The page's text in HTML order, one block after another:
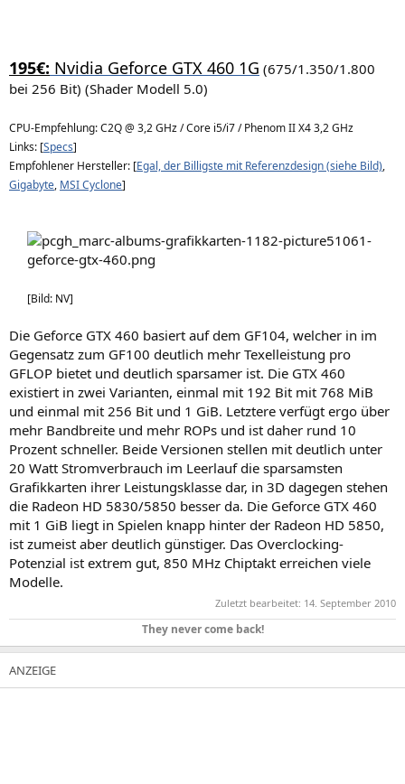
195€: Nvidia Geforce GTX 460 1G (675/1.350/1.800
bei 256 Bit) (Shader Modell 5.0)
CPU-Empfehlung: C2Q @ 3,2 GHz / Core i5/i7 / Phenom II X4 3,2 GHz
Links: [Specs]
Empfohlener Hersteller: [Egal, der Billigste mit Referenzdesign (siehe Bild),
Gigabyte, MSI Cyclone]
[Bild: NV]
Die Geforce GTX 460 basiert auf dem GF104, welcher in im
Gegensatz zum GF100 deutlich mehr Texelleistung pro
GFLOP bietet und deutlich sparsamer ist. Die GTX 460
existiert in zwei Varianten, einmal mit 192 Bit mit 768 MiB
und einmal mit 256 Bit und 1 GiB. Letztere verfügt ergo über
mehr Bandbreite und mehr ROPs und ist daher rund 10
Prozent schneller. Beide Versionen stellen mit deutlich unter
20 Watt Stromverbrauch im Leerlauf die sparsamsten
Grafikkarten ihrer Leistungsklasse dar, in 3D dagegen stehen
die Radeon HD 5830/5850 besser da. Die Geforce GTX 460
mit 1 GiB liegt in Spielen knapp hinter der Radeon HD 5850,
ist zumeist aber deutlich günstiger. Das Overclocking-
Potenzial ist extrem gut, 850 MHz Chiptakt erreichen viele
Modelle.
Zuletzt bearbeitet: 14. September 2010
They never come back!